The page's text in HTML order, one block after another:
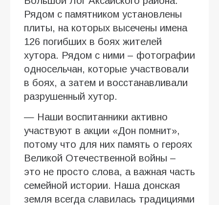
Рядом с памятником установлены
плиты, на которых высечены имена
126 погибших в боях жителей
хутора. Рядом с ними – фотографии
односельчан, которые участвовали
в боях, а затем и восстанавливали
разрушенный хутор.
— Наши воспитанники активно
участвуют в акции «Дон помнит»,
потому что для них память о героях
Великой Отечественной войны –
это не просто слова, а важная часть
семейной истории. Наша донская
земля всегда славилась традициями